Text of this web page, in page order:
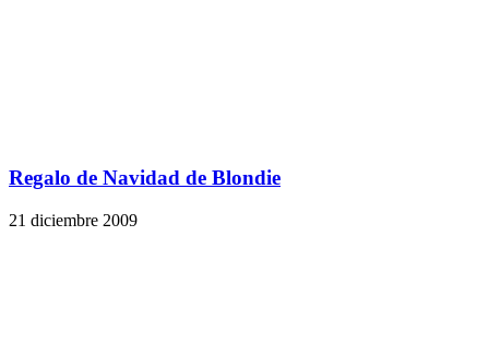
Regalo de Navidad de Blondie
21 diciembre 2009